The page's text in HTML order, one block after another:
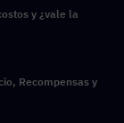
y ¿vale la
Recompensas y